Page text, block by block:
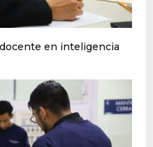
en inteligencia